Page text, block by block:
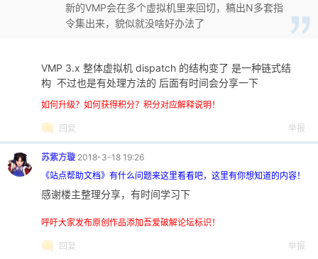
新的VMP会在多个虚拟机里来回切，稿出N多套指
令集出来，貌似就没啥好办法了
VMP 3.x 整体虚拟机 dispatch 的结构变了 是一种链式结
构 不过也是有处理方法的 后面有时间会分享一下
如何升级？如何获得积分？积分对应解释说明！
回复 举报
苏紫方璇 2018-3-18 19:26
《站点帮助文档》有什么问题来这里看看吧，这里有你想知道的内容！
感谢楼主整理分享，有时间学习下
呼吁大家发布原创作品添加吾爱破解论坛标识！
回复 举报